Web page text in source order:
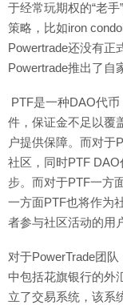
于经常玩期权的“老
策略，比如iron
Powertrade还没有正
Powertrade推出了自
PTF是一种DAO代
件，保证金不足以覆
户提供保障。而对于
社区，同时PTF
步。而对于PTF一方
一方面PTF也将作为
者参与社区活动的用
对于PowerTrade团
中包括花旗银行的外
立了交易系统，该系